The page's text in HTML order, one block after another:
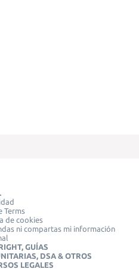
Terms
de cookies
ni compartas mi información
GUÍAS
DSA & OTROS
LEGALES